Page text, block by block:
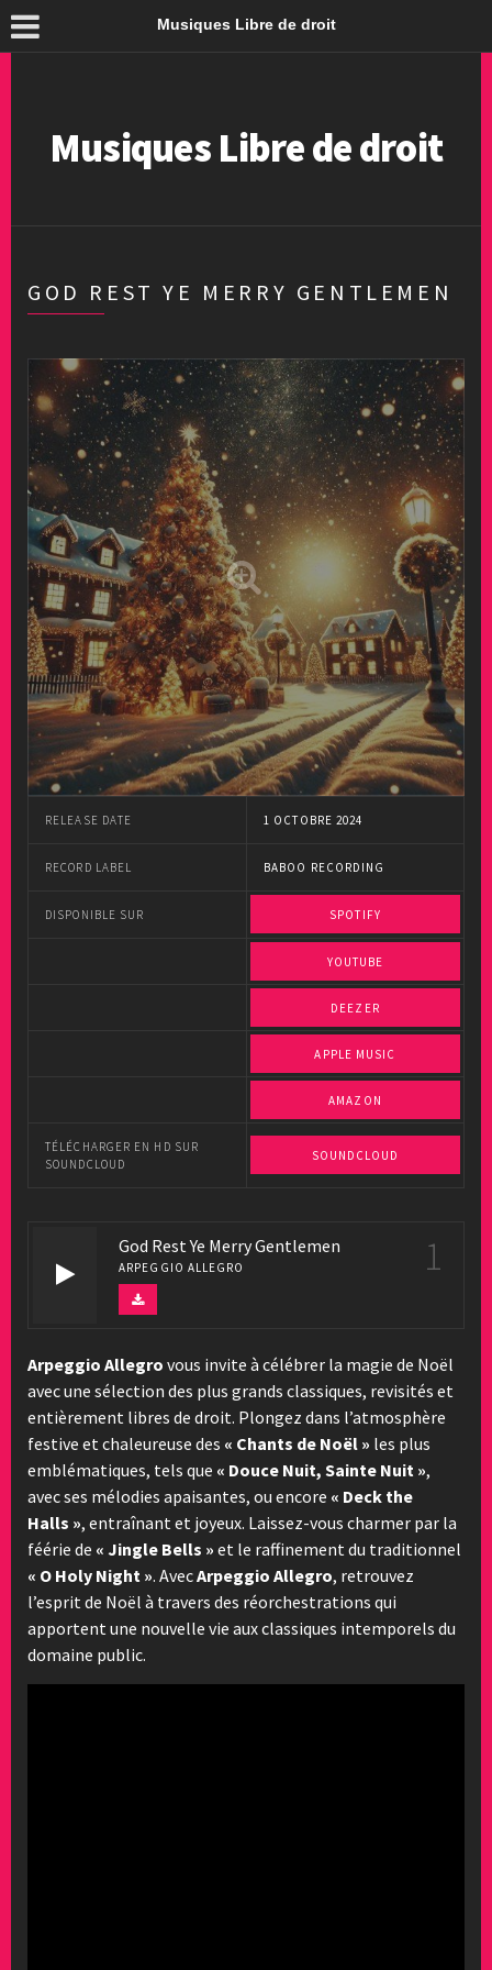
Musiques Libre de droit
Musiques Libre de droit
GOD REST YE MERRY GENTLEMEN
RELEASE DATE 1 OCTOBRE 2024
RECORD LABEL BABOO RECORDING
DISPONIBLE SUR SPOTIFY
YOUTUBE
DEEZER
APPLE MUSIC
AMAZON
TÉLÉCHARGER EN HD SUR
SOUNDCLOUD
SOUNDCLOUD
God Rest Ye Merry Gentlemen
ARPEGGIO ALLEGRO 1
Arpeggio Allegro vous invite à célébrer la magie de Noël
avec une sélection des plus grands classiques, revisités et
entièrement libres de droit. Plongez dans l’atmosphère
festive et chaleureuse des « Chants de Noël » les plus
emblématiques, tels que « Douce Nuit, Sainte Nuit »,
avec ses mélodies apaisantes, ou encore « Deck the
Halls », entraînant et joyeux. Laissez-vous charmer par la
féérie de « Jingle Bells » et le raffinement du traditionnel
« O Holy Night ». AvecArpeggio Allegro, retrouvez
l’esprit de Noël à travers des réorchestrations qui
apportent une nouvelle vie aux classiques intemporels du
domaine public.